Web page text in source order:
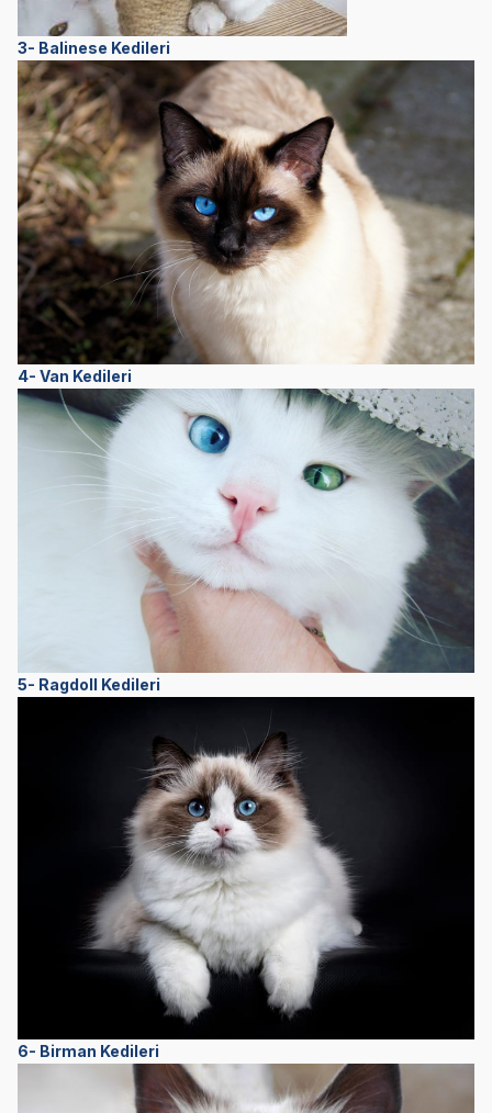
3- Balinese Kedileri
4- Van Kedileri
5- Ragdoll Kedileri
6- Birman Kedileri